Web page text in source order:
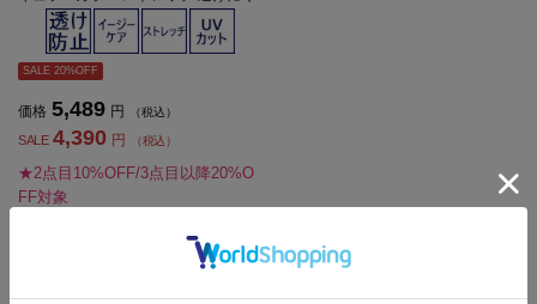
い 無地 ViVi 通年【レディース】
SALE 20%OFF
価格 5,489 円 （税込）
SALE 4,390 円 （税込）
★2点目10%OFF/3点目以降20%O
FF対象
1 - 5件 /5件中
#人気のタグで探す